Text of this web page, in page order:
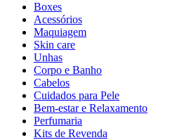
Boxes
Acessórios
Maquiagem
Skin care
Unhas
Corpo e Banho
Cabelos
Cuidados para Pele
Bem-estar e Relaxamento
Perfumaria
Kits de Revenda